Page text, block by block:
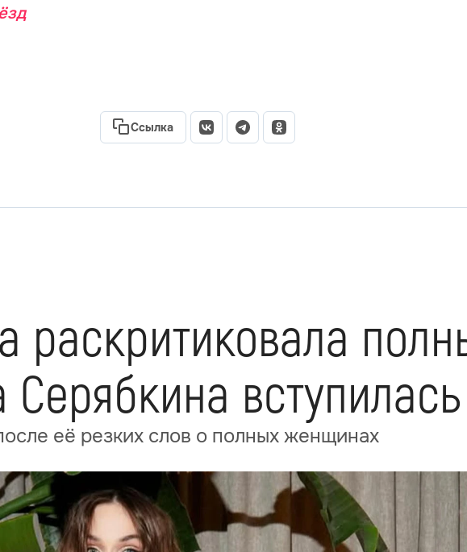
Ссылка
раскритиковала
её резких слов о полных женщинах